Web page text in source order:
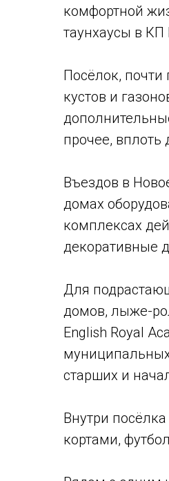
комфортной
таунхаусы в
Посёлок, почти
кустов и
прочее,
Въездов в
домах
комплексах
декоративные
Для
домов, лыже-
English Royal
старших и
Внутри
кортами,